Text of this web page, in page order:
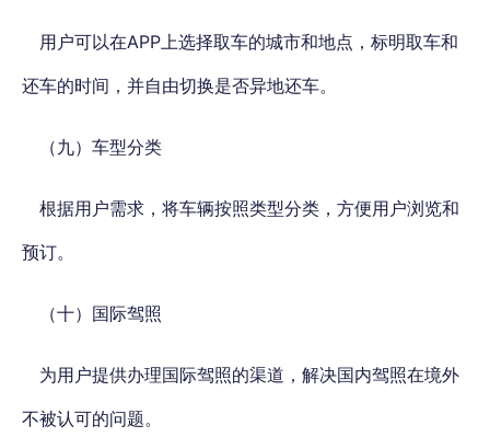
用户可以在APP上选择取车的城市和地点，标明取车和
还车的时间，并自由切换是否异地还车。
（九）车型分类
根据用户需求，将车辆按照类型分类，方便用户浏览和
预订。
（十）国际驾照
为用户提供办理国际驾照的渠道，解决国内驾照在境外
不被认可的问题。